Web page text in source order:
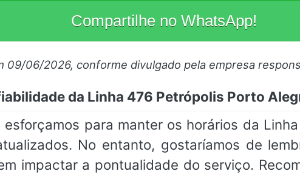
Compartilhe no WhatsApp!
09/06/2026, conforme divulgado pela empresa
da Linha 476 Petrópolis Porto
esforçamos para manter os horários da
No entanto, gostaríamos de
impactar a pontualidade do serviço.